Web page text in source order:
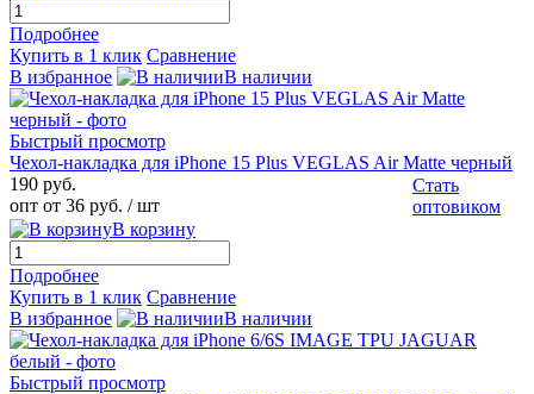
Подробнее
Купить в 1 клик Сравнение
В избранное
В наличии
Быстрый просмотр
Чехол-накладка для iPhone 15 Plus VEGLAS Air Matte черный
190 руб.
опт от 36 руб. / шт
Стать
оптовиком
В корзину
Подробнее
Купить в 1 клик Сравнение
В избранное
В наличии
Быстрый просмотр